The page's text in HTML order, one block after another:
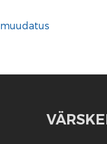
muudatus